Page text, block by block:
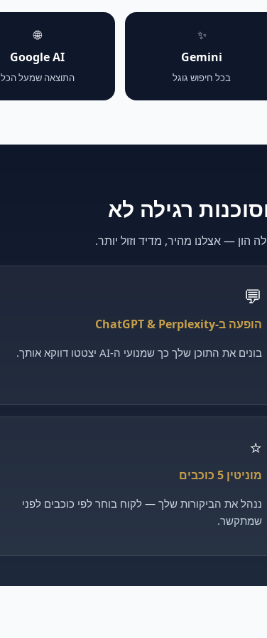
✨
Gemini
בכל חיפוש גוגל
🌐
Google AI
התוצאה שמעל הכל
💬
הופעה ב-ChatGPT & Perplexity
בונים את התוכן שלך כך שמנועי ה-AI יצטטו דווקא אותך.
⭐
מוניטין 5 כוכבים
ננהל את הביקורות שלך — לקוח בוחר לפי כוכבים לפני
שמתקשר.